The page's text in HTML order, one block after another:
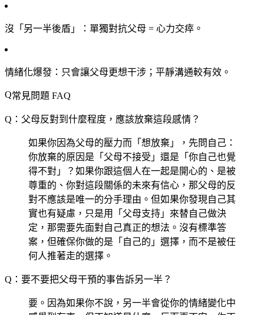
沒「另一半後盾」 ：單獨對抗父母 = 心力交瘁。
情緒化爆發 ：只會讓父母更想干涉；平靜溝通較有效。
常見問題 FAQ
Q：父母反對到什麼程度，應該放棄這段感情？
如果你因為父母的壓力而「想放棄」，先問自己：
你放棄的原因是「父母不接受」還是「你自己也覺
得不對」？如果你跟這個人在一起是開心的、是被
尊重的、你對這段關係的未來有信心，那父母的反
對不應該是唯一的分手理由。但如果你發現自己其
實也有疑慮，只是用「父母支持」來替自己做決
定，那需要先面對自己真正的想法。沒有標準答
案，但確保你做的是「自己的」選擇，而不是被任
何人推著走的選擇。
Q：要不要把父母干預的事告訴另一半？
要。因為如果你不說，另一半會從你的情緒變化中